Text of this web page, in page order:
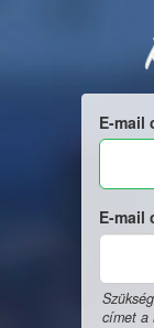
E-mail
E-mail
címet a